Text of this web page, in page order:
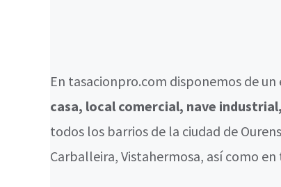
En tasacionpro.com disponemos de
casa, local comercial, nave
todos los barrios de la ciudad de
Carballeira, Vistahermosa, así como